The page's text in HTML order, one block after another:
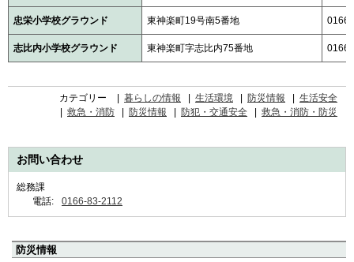
忠栄小学校グラウンド 東神楽町19号南5番地
志比内小学校グラウンド 東神楽町字志比内75番地
カテゴリー 暮らしの情報 生活環境 防災情報
生活安全
救急・消防
防災情報 防犯・交通安全 救急・消防・防災
お問い合わせ
総務課
電話:
0166-83-2112
防災情報